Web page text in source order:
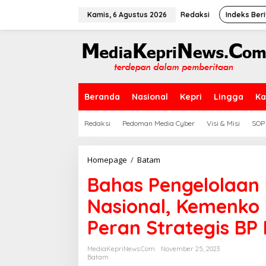
Kamis, 6 Agustus 2026 Redaksi Indeks
Beranda Nasional Kepri Lingga
Redaksi Pedoman Media Cyber Visi & Misi
Homepage / Batam
h
a
s
P
e
n
g
Bahas
Nasional,
Peran Strategis BP
MediaKepriNews.com
November 25, 2023
Batam